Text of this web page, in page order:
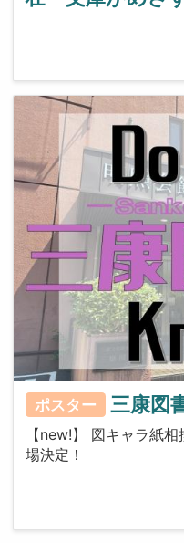
ポスター 三康図
【new!】 図キャラ紙
場決定！